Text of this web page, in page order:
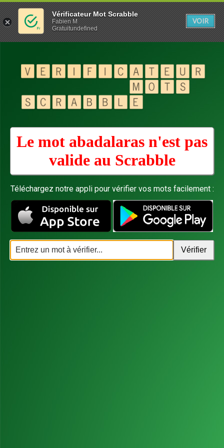
Le mot abadalaras n'est pas
valide au Scrabble
Téléchargez notre appli pour vérifier vos mots facilement :
Vérificateur Mot Scrabble
Fabien M
Gratuitundefined
VOIR